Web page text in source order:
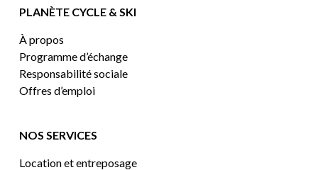
PLANÈTE CYCLE & SKI
À propos
Programme d’échange
Responsabilité sociale
Offres d’emploi
NOS SERVICES
Location et entreposage